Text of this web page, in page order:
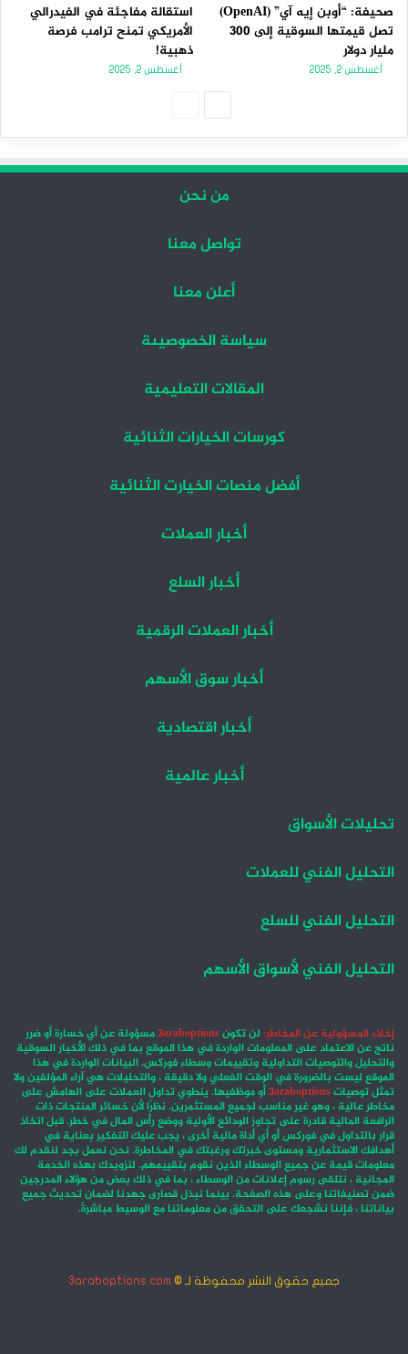
صحيفة: “أوبن إيه آي” (OpenAI)
تصل قيمتها السوقية إلى 300
مليار دولار
أغسطس 2, 2025
استقالة مفاجئة في الفيدرالي
الأمريكي تمنح ترامب فرصة
ذهبية!
أغسطس 2, 2025
من نحن
تواصل معنا
أعلن معنا
سياسة الخصوصيىة
المقالات التعليمية
كورسات الخيارات الثنائية
أفضل منصات الخيارت الثنائية
أخبار العملات
أخبار السلع
أخبار العملات الرقمية
أخبار سوق الأسهم
أخبار اقتصادية
أخبار عالمية
تحليلات الأسواق
التحليل الفني للعملات
التحليل الفني للسلع
التحليل الفني لأسواق الأسهم
إخلاء المسؤولية عن المخاطر: لن تكون3araboptionsمسؤولة عن أي خسارة أو ضرر
ناتج عن الاعتماد على المعلومات الواردة في هذا الموقع بما في ذلك الأخبار السوقية
والتحليل والتوصيات التداولية وتقييمات وسطاء فوركس. البيانات الواردة في هذا
الموقع ليست بالضرورة في الوقت الفعلي ولا دقيقة ، والتحليلات هي آراء المؤلفين ولا
تمثل توصيات3araboptionsأو موظفيها. ينطوي تداول العملات على الهامش على
مخاطر عالية ، وهو غير مناسب لجميع المستثمرين. نظرًا لأن خسائر المنتجات ذات
الرافعة المالية قادرة على تجاوز الودائع الأولية ووضع رأس المال في خطر. قبل اتخاذ
قرار بالتداول في فوركس أو أي أداة مالية أخرى ، يجب عليك التفكير بعناية في
أهدافك الاستثمارية ومستوى خبرتك ورغبتك في المخاطرة. نحن نعمل بجد لنقدم لك
معلومات قيمة عن جميع الوسطاء الذين نقوم بتقييمهم. لتزويدك بهذه الخدمة
المجانية ، نتلقى رسوم إعلانات من الوسطاء ، بما في ذلك بعض من هؤلاء المدرجين
ضمن تصنيفاتنا وعلى هذه الصفحة. بينما نبذل قصارى جهدنا لضمان تحديث جميع
بياناتنا ، فإننا نشجعك على التحقق من معلوماتنا مع الوسيط مباشرةً.
جميع حقوق النشر محفوظة لـ © 3araboptions.com